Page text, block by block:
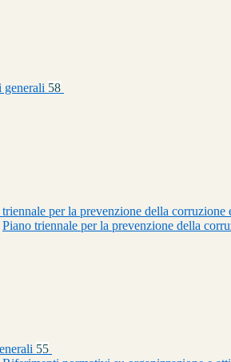
generali 58
per la prevenzione della corruzione
Piano triennale per la prevenzione della
55